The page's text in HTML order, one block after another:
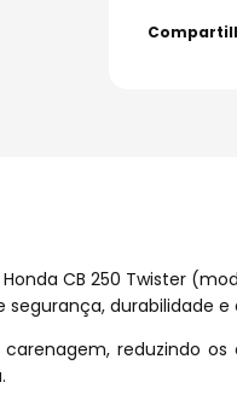
CB 250 Twister
reduzindo